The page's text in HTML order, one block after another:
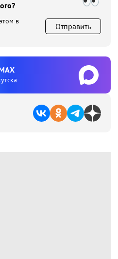
в
Отправить